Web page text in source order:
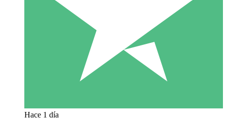
Hace 1 día